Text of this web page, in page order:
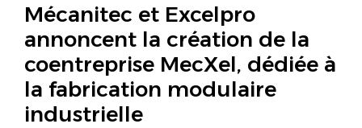
Mécanitec et Excelpro
annoncent la création de la
coentreprise MecXel, dédiée à
la fabrication modulaire
industrielle